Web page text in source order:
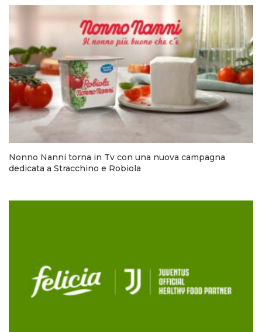
Nonno Nanni torna in Tv con una nuova campagna
dedicata a Stracchino e Robiola